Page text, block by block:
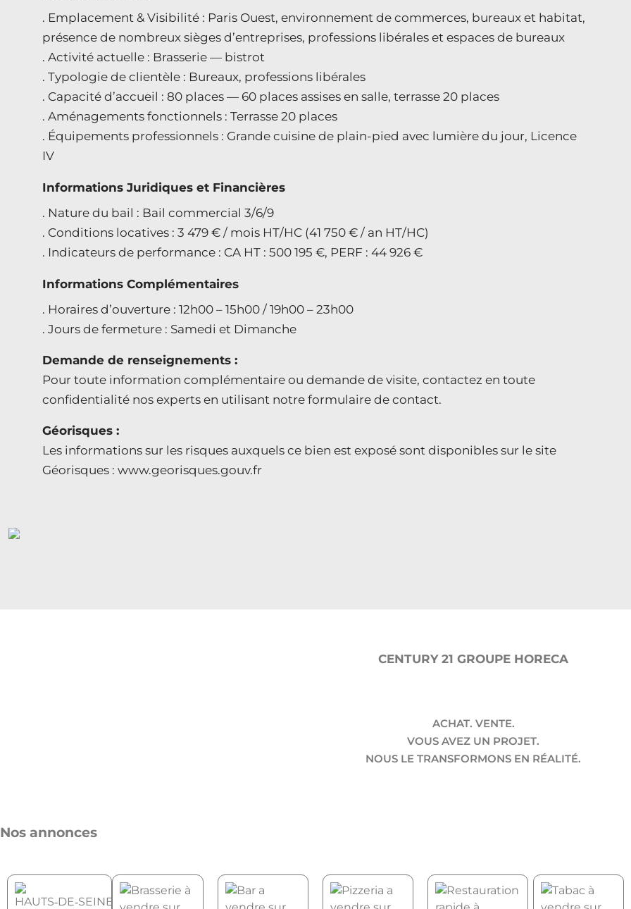
. Emplacement & Visibilité : Paris Ouest, environnement de commerces, bureaux et habitat,
présence de nombreux sièges d’entreprises, professions libérales et espaces de bureaux
. Activité actuelle : Brasserie — bistrot
. Typologie de clientèle : Bureaux, professions libérales
. Capacité d’accueil : 80 places — 60 places assises en salle, terrasse 20 places
. Aménagements fonctionnels : Terrasse 20 places
. Équipements professionnels : Grande cuisine de plain-pied avec lumière du jour, Licence
IV
Informations Juridiques et Financières
. Nature du bail : Bail commercial 3/6/9
. Conditions locatives : 3 479 € / mois HT/HC (41 750 € / an HT/HC)
. Indicateurs de performance : CA HT : 500 195 €, PERF : 44 926 €
Informations Complémentaires
. Horaires d’ouverture : 12h00 – 15h00 / 19h00 – 23h00
. Jours de fermeture : Samedi et Dimanche
Demande de renseignements :
Pour toute information complémentaire ou demande de visite, contactez en toute
confidentialité nos experts en utilisant notre formulaire de contact.
Géorisques :
Les informations sur les risques auxquels ce bien est exposé sont disponibles sur le site
Géorisques : www.georisques.gouv.fr
CENTURY 21 GROUPE HORECA
ACHAT. VENTE.
VOUS AVEZ UN PROJET.
NOUS LE TRANSFORMONS EN RÉALITÉ.
Nos annonces